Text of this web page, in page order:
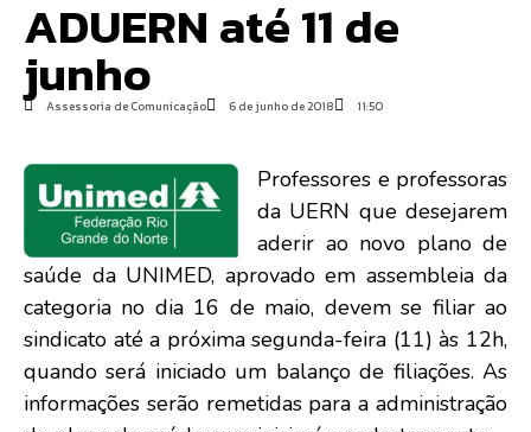
ADUERN até 11 de
junho
Assessoria de Comunicação 6 de junho de 2018 11:50
Professores e professoras
da UERN que desejarem
aderir ao novo plano de
saúde da UNIMED, aprovado em assembleia da
categoria no dia 16 de maio, devem se filiar ao
sindicato até a próxima segunda-feira (11) às 12h,
quando será iniciado um balanço de filiações. As
informações serão remetidas para a administração